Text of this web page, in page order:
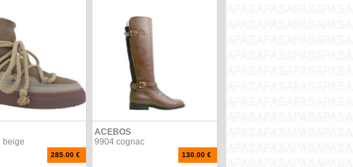
beige
285.00 €
ACEBOS
9904 cognac
130.00 €